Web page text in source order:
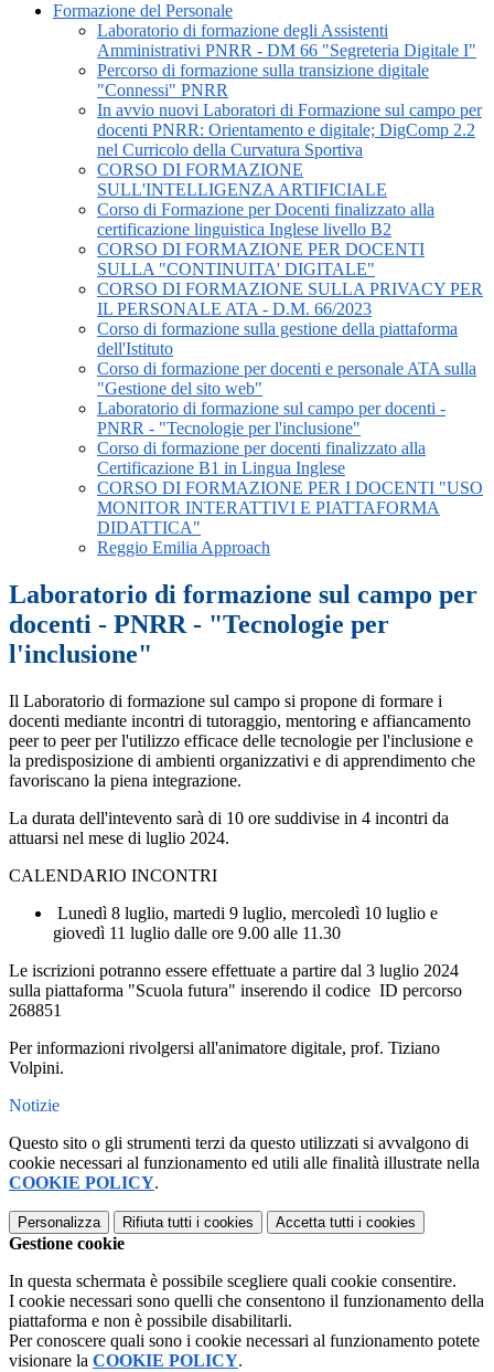
Formazione del Personale
Laboratorio di formazione degli Assistenti
Amministrativi PNRR - DM 66 "Segreteria Digitale I"
Percorso di formazione sulla transizione digitale
"Connessi" PNRR
In avvio nuovi Laboratori di Formazione sul campo per
docenti PNRR: Orientamento e digitale; DigComp 2.2
nel Curricolo della Curvatura Sportiva
CORSO DI FORMAZIONE
SULL'INTELLIGENZA ARTIFICIALE
Corso di Formazione per Docenti finalizzato alla
certificazione linguistica Inglese livello B2
CORSO DI FORMAZIONE PER DOCENTI
SULLA "CONTINUITA' DIGITALE"
CORSO DI FORMAZIONE SULLA PRIVACY PER
IL PERSONALE ATA - D.M. 66/2023
Corso di formazione sulla gestione della piattaforma
dell'Istituto
Corso di formazione per docenti e personale ATA sulla
"Gestione del sito web"
Laboratorio di formazione sul campo per docenti -
PNRR - "Tecnologie per l'inclusione"
Corso di formazione per docenti finalizzato alla
Certificazione B1 in Lingua Inglese
CORSO DI FORMAZIONE PER I DOCENTI "USO
MONITOR INTERATTIVI E PIATTAFORMA
DIDATTICA"
Reggio Emilia Approach
Laboratorio di formazione sul campo per
docenti - PNRR - "Tecnologie per
l'inclusione"
Il Laboratorio di formazione sul campo si propone di formare i
docenti mediante incontri di tutoraggio, mentoring e affiancamento
peer to peer per l'utilizzo efficace delle tecnologie per l'inclusione e
la predisposizione di ambienti organizzativi e di apprendimento che
favoriscano la piena integrazione.
La durata dell'intevento sarà di 10 ore suddivise in 4 incontri da
attuarsi nel mese di luglio 2024.
CALENDARIO INCONTRI
Lunedì 8 luglio, martedi 9 luglio, mercoledì 10 luglio e
giovedì 11 luglio dalle ore 9.00 alle 11.30
Le iscrizioni potranno essere effettuate a partire dal 3 luglio 2024
sulla piattaforma "Scuola futura" inserendo il codice ID percorso
268851
Per informazioni rivolgersi all'animatore digitale, prof. Tiziano
Volpini.
Notizie
Questo sito o gli strumenti terzi da questo utilizzati si avvalgono di
cookie necessari al funzionamento ed utili alle finalità illustrate nella
COOKIE POLICY.
Personalizza Rifiuta tutti i cookies Accetta tutti i cookies
Gestione cookie
In questa schermata è possibile scegliere quali cookie consentire.
I cookie necessari sono quelli che consentono il funzionamento della
piattaforma e non è possibile disabilitarli.
Per conoscere quali sono i cookie necessari al funzionamento potete
visionare la COOKIE POLICY.